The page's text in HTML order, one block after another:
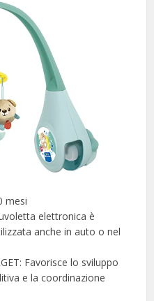
mesi
elettronica è
anche in auto o nel
Favorisce lo sviluppo
e la coordinazione